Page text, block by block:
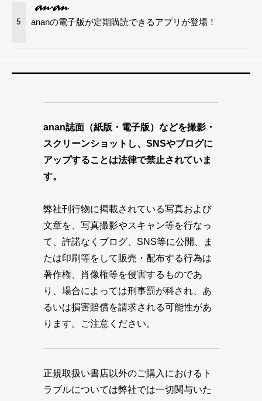
5 ananの電子版が定期購読できるアプリが登場！
anan誌面（紙版・電子版）などを撮影・
スクリーンショットし、SNSやブログに
アップすることは法律で禁止されていま
す。
弊社刊行物に掲載されている写真および
文章を、写真撮影やスキャン等を行なっ
て、許諾なくブログ、SNS等に公開、ま
たは印刷等をして販売・配布する行為は
著作権、肖像権等を侵害するものであ
り、場合によっては刑事罰が科され、あ
るいは損害賠償を請求される可能性があ
ります。ご注意ください。
正規取扱い書店以外のご購入におけるト
ラブルについては弊社では一切関与いた